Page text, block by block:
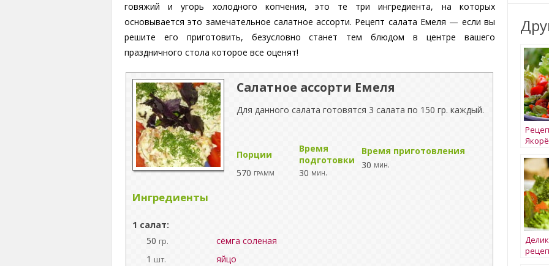
говяжий и угорь холодного копчения, это те три ингредиента, на которых
основывается это замечательное салатное ассорти. Рецепт салата Емеля — если вы
решите его приготовить, безусловно станет тем блюдом в центре вашего
праздничного стола которое все оценят!
Салатное ассорти Емеля
Для данного салата готовятся 3 салата по 150 гр. каждый.
Порции
Время
подготовки
570 грамм 30 мин.
Время приготовления
30 мин.
Ингредиенты
1 салат:
50 гр.
сёмга соленая
1 шт.
яйцо